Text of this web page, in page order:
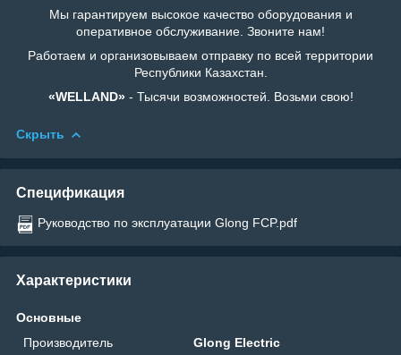
Мы гарантируем высокое качество оборудования и
оперативное обслуживание. Звоните нам!
Работаем и организовываем отправку по всей территории
Республики Казахстан.
«WELLAND»- Тысячи возможностей. Возьми свою!
Скрыть
Спецификация
Руководство по эксплуатации Glong FCP.pdf
Характеристики
Основные
Производитель
Glong Electric